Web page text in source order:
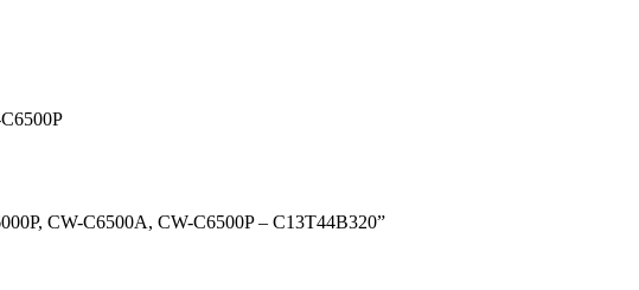
CW-C6500A, CW-C6500P – C13T44B320”